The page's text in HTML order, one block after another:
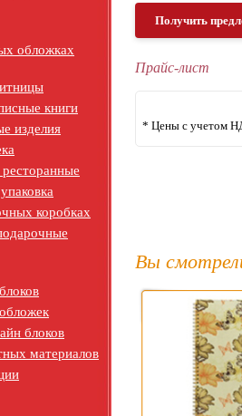
обложках
книги
изделия
коробках
блоков
материалов
Получить
Прайс-лист
* Цены с учетом
Вы